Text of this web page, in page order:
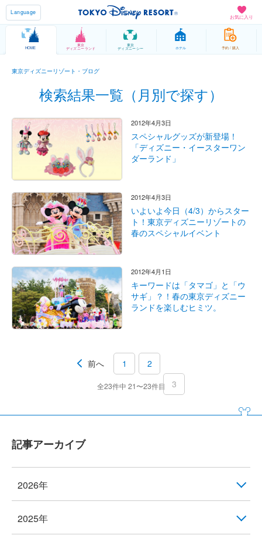
お気に入り
Language
HOME
東京
ディズニーランド
東京
ディズニーシー ホテル 予約 / 購入
東京ディズニーリゾート・ブログ
検索結果一覧（月別で探す）
2012年4月3日
スペシャルグッズが新登場！
「ディズニー・イースターワン
ダーランド」
2012年4月3日
いよいよ今日（4/3）からスター
ト！東京ディズニーリゾートの
春のスペシャルイベント
2012年4月1日
キーワードは「タマゴ」と「ウ
サギ」？！春の東京ディズニー
ランドを楽しむヒミツ。
前へ 1
2
3
全23件中 21〜23件目
記事アーカイブ
2026年
2025年